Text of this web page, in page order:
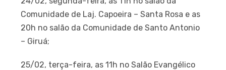
Comunidade de Laj. Capoeira – Santa Rosa e as
20h no salão da Comunidade de Santo Antonio
– Giruá;
25/02, terça-feira, as 11h no Salão Evangélico